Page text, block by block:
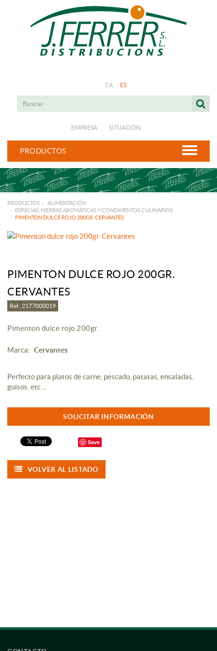
CA ES
EMPRESA SITUACIÓN
PRODUCTOS
PRODUCTOS
ALIMENTACIÓN
ESPECIAS, HIERBAS AROMÁTICAS Y CONDIMENTOS CULINARIOS
PIMENTON DULCE ROJO 200GR. CERVANTES
PIMENTON DULCE ROJO 200GR.
CERVANTES
Ref.: 2177000019
Pimenton dulce rojo 200gr.
Marca: Cervantes
Perfecto para platos de carne, pescado, patatas, ensaladas,
guisos, etc ...
SOLICITAR INFORMACIÓN
Save
VOLVER AL LISTADO